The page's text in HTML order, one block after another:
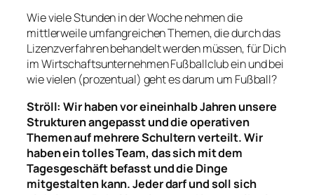
Wie viele Stunden in der Woche nehmen die
mittlerweile umfangreichen Themen, die durch das
Lizenzverfahren behandelt werden müssen, für Dich
im Wirtschaftsunternehmen Fußballclub ein und bei
wie vielen (prozentual) geht es darum um Fußball?
Ströll:Wir haben vor eineinhalb Jahren unsere
Strukturen angepasst und die operativen
Themen auf mehrere Schultern verteilt.Wir
habenein tolles Team, das sich mit dem
Tagesgeschäft befasstund die Dinge
mitgestalten kann. Jederdarfund soll sich